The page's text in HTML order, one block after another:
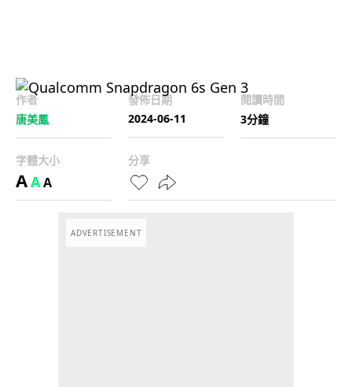
作者
唐美鳳
發佈日期
2024-06-11
閱讀時間
3分鐘
字體大小
AAA
分享
ADVERTISEMENT